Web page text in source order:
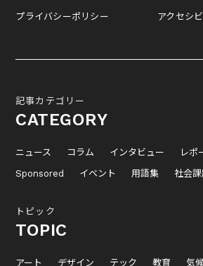
プライバシーポリシー アクセシ
記事カテゴリー
CATEGORY
ニュース コラム インタビュー レポ
Sponsored
イベント 用語集 社会
トピック
TOPIC
アート デザイン テック 教育 気